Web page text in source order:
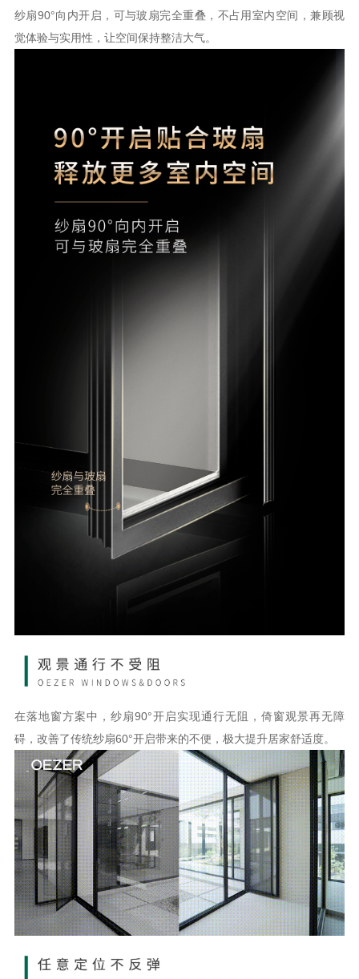
纱扇90°向内开启，可与玻扇完全重叠，不占用室内空间，兼顾视
觉体验与实用性，让空间保持整洁大气。
在落地窗方案中，纱扇90°开启实现通行无阻，倚窗观景再无障
碍，改善了传统纱扇60°开启带来的不便，极大提升居家舒适度。